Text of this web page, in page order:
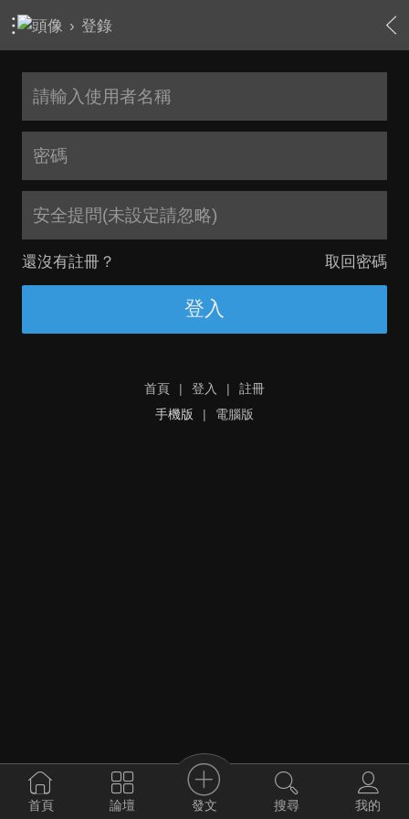
› 登錄
安全提問(未設定請忽略)
還沒有註冊？ 取回密碼
登入
首頁 | 登入 |
註冊
手機版
| 電腦版
首頁 論壇 發文 搜尋 我的